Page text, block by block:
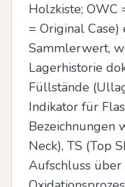
Holzkiste; OWC
= Original
Sammlerwert,
Lagerhistorie
Füllstände
Indikator für
Bezeichnungen
Neck), TS (Top
Aufschluss